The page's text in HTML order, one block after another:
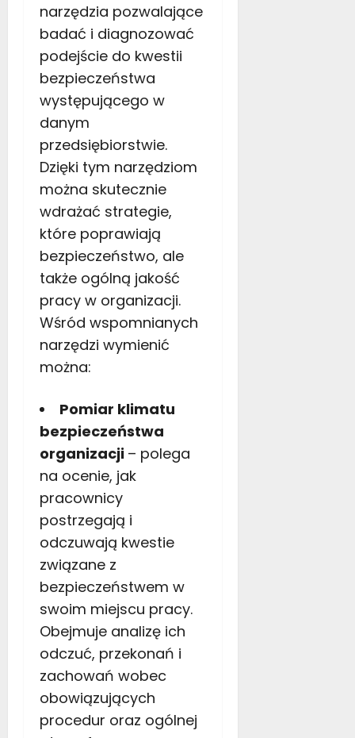
narzędzia pozwalające
badać i diagnozować
podejście do kwestii
bezpieczeństwa
występującego w
danym
przedsiębiorstwie.
Dzięki tym narzędziom
można skutecznie
wdrażać strategie,
które poprawiają
bezpieczeństwo, ale
także ogólną jakość
pracy w organizacji.
Wśród wspomnianych
narzędzi wymienić
można:
Pomiar klimatu
bezpieczeństwa
organizacji – polega
na ocenie, jak
pracownicy
postrzegają i
odczuwają kwestie
związane z
bezpieczeństwem w
swoim miejscu pracy.
Obejmuje analizę ich
odczuć, przekonań i
zachowań wobec
obowiązujących
procedur oraz ogólnej